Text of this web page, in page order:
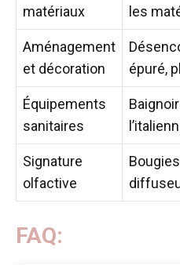
matériaux
les
Aménagement
et décoration
épuré,
Équipements
sanitaires
Signature
olfactive
FAQ: